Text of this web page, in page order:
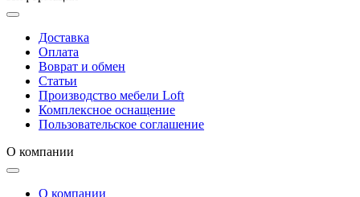
Доставка
Оплата
Воврат и обмен
Статьи
Производство мебели Loft
Комплексное оснащение
Пользовательское соглашение
О компании
О компании